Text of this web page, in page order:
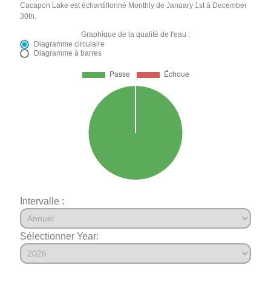
Cacapon Lake est échantillonné Monthly de January 1st à December
30th.
Graphique de la qualité de l'eau :
Diagramme circulaire
Diagramme à barres
Intervalle :
Sélectionner Year: